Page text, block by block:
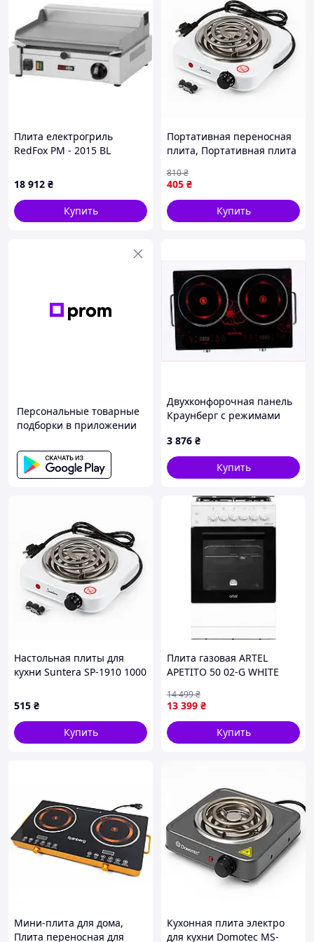
Плита електрогриль
RedFox PM - 2015 BL
18 912 ₴
Купить
Портативная переносная
плита, Портативная плита
электронная плитка QS-94
405 ₴
810₴
Купить
Персональные товарные
подборки в приложении
Двухконфорочная панель
Краунберг с режимами
3 876 ₴
Купить
Настольная плиты для
кухни Suntera SP-1910 1000
одноконфорочная
электроплита OA-50
515 ₴
Купить
Плита газовая ARTEL
APETITO 50 02-G WHITE
13 399 ₴
14 499₴
Купить
Мини-плита для дома,
Плита переносная для
Кухонная плита электро
для кухни Domotec MS-